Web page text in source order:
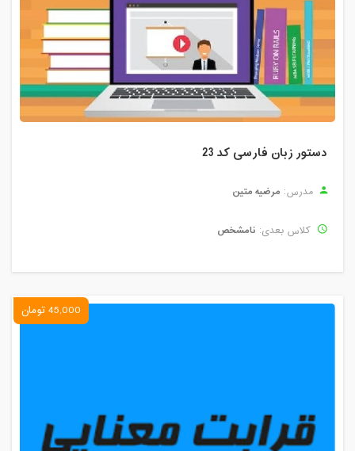
دستور زبان فارسی کد 23
مدرس: مرضیه متین
کلاس بعدی: نامشخص
45,000 تومان